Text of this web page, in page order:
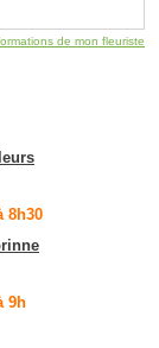
de mon fleuriste
8h30
9h